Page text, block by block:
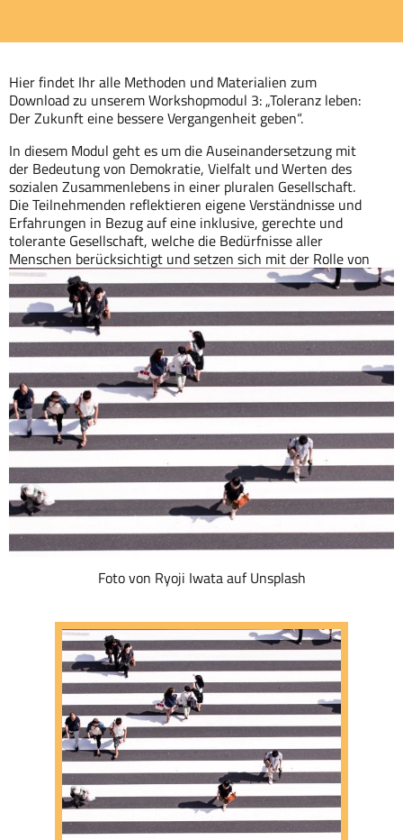
Hier findet Ihr alle Methoden und Materialien zum
Download zu unserem Workshopmodul 3: „Toleranz leben:
Der Zukunft eine bessere Vergangenheit geben“.
In diesem Modul geht es um die Auseinandersetzung mit
der Bedeutung von Demokratie, Vielfalt und Werten des
sozialen Zusammenlebens in einer pluralen Gesellschaft.
Die Teilnehmenden reflektieren eigene Verständnisse und
Erfahrungen in Bezug auf eine inklusive, gerechte und
tolerante Gesellschaft, welche die Bedürfnisse aller
Menschen berücksichtigt und setzen sich mit der Rolle von
Menschen- und Kinderrechten auseinander.
Foto von Ryoji Iwata auf Unsplash